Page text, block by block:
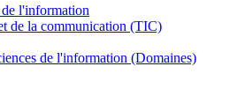
de l'information
de la communication (TIC)
de l'information (Domaines)